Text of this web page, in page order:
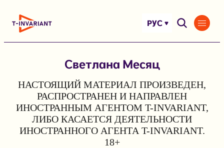
РУС
Светлана Месяц
НАСТОЯЩИЙ МАТЕРИАЛ ПРОИЗВЕДЕН,
РАСПРОСТРАНЕН И НАПРАВЛЕН
ИНОСТРАННЫМ АГЕНТОМ T-INVARIANT,
ЛИБО КАСАЕТСЯ ДЕЯТЕЛЬНОСТИ
ИНОСТРАННОГО АГЕНТА T-INVARIANT.
18+